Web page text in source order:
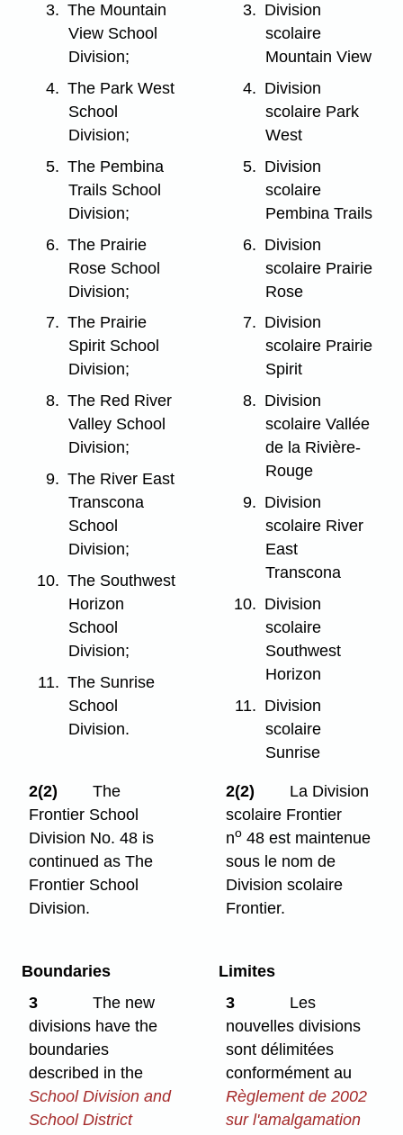
3. The Mountain
View School
Division;
4. The Park West
School
Division;
5. The Pembina
Trails School
Division;
6. The Prairie
Rose School
Division;
7. The Prairie
Spirit School
Division;
8. The Red River
Valley School
Division;
9. The River East
Transcona
School
Division;
10. The Southwest
Horizon
School
Division;
11. The Sunrise
School
Division.
3. Division
scolaire
Mountain View
4. Division
scolaire Park
West
5. Division
scolaire
Pembina Trails
6. Division
scolaire Prairie
Rose
7. Division
scolaire Prairie
Spirit
8. Division
scolaire Vallée
de la Rivière-
Rouge
9. Division
scolaire River
East
Transcona
10. Division
scolaire
Southwest
Horizon
11. Division
scolaire
Sunrise
2(2)
The
Frontier School
Division No. 48 is
continued as The
Frontier School
Division.
2(2)
La Division
scolaire Frontier
no 48 est maintenue
sous le nom de
Division scolaire
Frontier.
Boundaries
3
The new
divisions have the
boundaries
described in the
School Division and
School District
Limites
3
Les
nouvelles divisions
sont délimitées
conformément au
Règlement de 2002
sur l'amalgamation